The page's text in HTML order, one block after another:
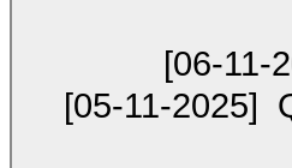
[06-11-
[05-11-2025]